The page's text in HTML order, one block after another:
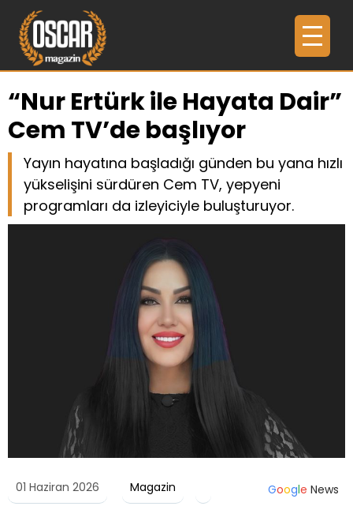
“Nur Ertürk ile Hayata Dair”
Cem TV’de başlıyor
Yayın hayatına başladığı günden bu yana hızlı
yükselişini sürdüren Cem TV, yepyeni
programları da izleyiciyle buluşturuyor.
01 Haziran 2026 Magazin Google News